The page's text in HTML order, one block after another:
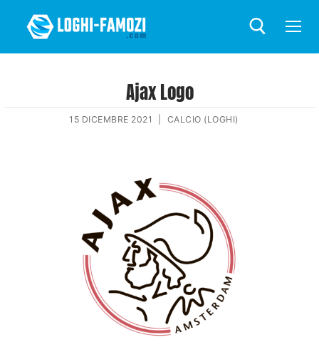
Ajax Logo
15 DICEMBRE 2021 CALCIO (LOGHI)